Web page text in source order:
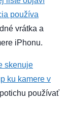
používa
vrátka a
iPhonu.
skenuje
ku kamere v
používať